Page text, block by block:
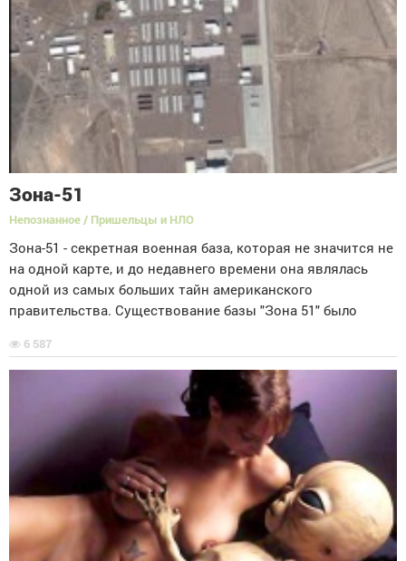
Зона-51
Непознанное / Пришельцы и НЛО
Зона-51 - секретная военная база, которая не значится не
на одной карте, и до недавнего времени она являлась
одной из самых больших тайн американского
правительства. Существование базы "Зона 51" было
6 587